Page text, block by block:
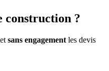
construction ?
et sans engagement les devis